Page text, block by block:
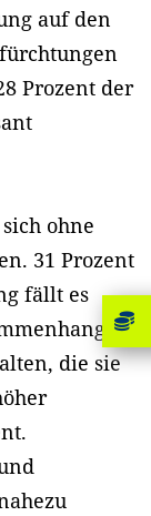
auf den
Prozent der
ohne
31 Prozent
fällt es
die sie